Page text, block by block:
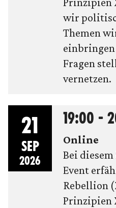
wir
Themen
Fragen
vernetzen.
21
SEP
2026
19:00 -
Online
Bei
Event
Rebellion
Prinzipien